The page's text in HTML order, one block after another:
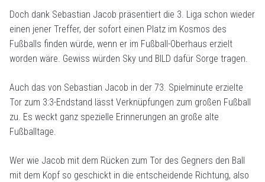
Doch dank Sebastian Jacob präsentiert die 3. Liga schon wieder
einen jener Treffer, der sofort einen Platz im Kosmos des
Fußballs finden würde, wenn er im Fußball-Oberhaus erzielt
worden wäre. Gewiss würden Sky und BILD dafür Sorge tragen.
Auch das von Sebastian Jacob in der 73. Spielminute erzielte
Tor zum 3:3-Endstand lässt Verknüpfungen zum großen Fußball
zu. Es weckt ganz spezielle Erinnerungen an große alte
Fußballtage.
Wer wie Jacob mit dem Rücken zum Tor des Gegners den Ball
mit dem Kopf so geschickt in die entscheidende Richtung, also